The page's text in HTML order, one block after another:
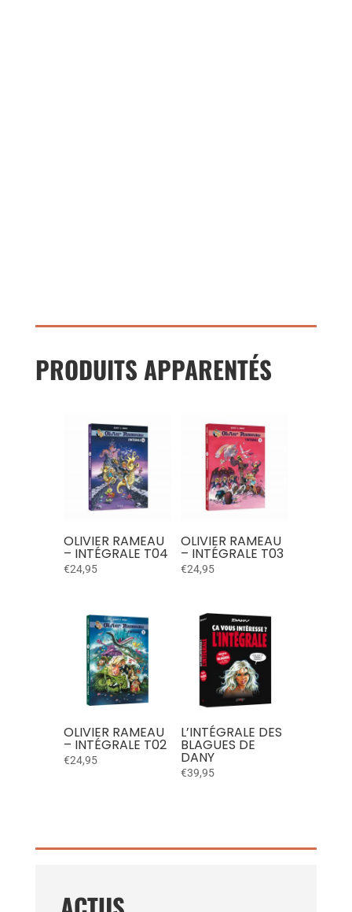
PRODUITS APPARENTÉS
OLIVIER RAMEAU
– INTÉGRALE T04
€24,95
OLIVIER RAMEAU
– INTÉGRALE T03
€24,95
OLIVIER RAMEAU
– INTÉGRALE T02
€24,95
L’INTÉGRALE DES
BLAGUES DE
DANY
€39,95